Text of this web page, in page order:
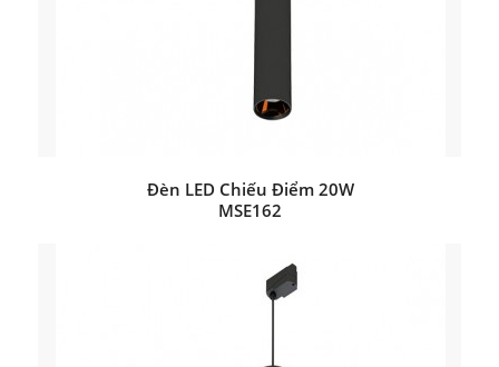
Đèn LED Chiếu Điểm 20W
MSE162